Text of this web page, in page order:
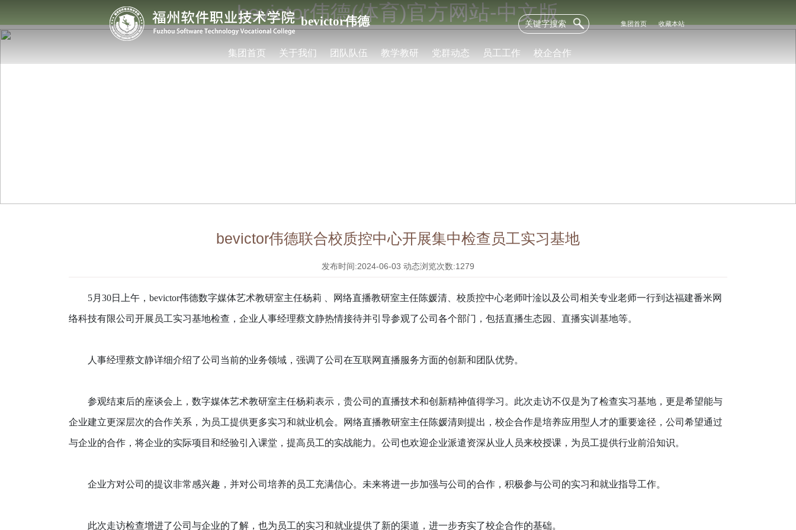
bevictor伟德(体育)官方网站-中文版
bevictor伟德 集团首页 收藏本站
集团首页 关于我们 团队队伍 教学教研 党群动态 员工工作 校企合作
bevictor伟德联合校质控中心开展集中检查员工实习基地
发布时间:2024-06-03 动态浏览次数:1279
5月30日 上午 ，bevictor伟德数字媒体艺术教研室主任杨莉 、网络直播教研室主任陈媛清、校质控中心老师叶淦以及公司相关专业老师一行到达福建番米网
络科技有限公司 开展员工实习基地检查，企业人事经理蔡文静热情接待并引导参观了公司 各个部门 ，包括直播生态园 直播实训基地等。
人事经理蔡文静详细介绍了公司当前的业务领域，强调了公司在互联网直播服务方面的创新和团队优势。
参观结束后的座谈会上， 数字媒体艺术教研室主任杨莉表示， 贵公司 的直播技术和创新精神值得学习。此次走访不仅是为了检查实习基地 ，更是希望能与
企业建立更深层次的合作关系，为员工提供更多实习和就业机会。 网络直播教研室主任陈媛清则提出，校企合作是培养应用型人才的重要途径 ， 公司希望通过
与企业的合作，将企业的实际项目和经验引入课堂，提高员工的实战能力。公司也欢迎企业派遣资深从业人员来校授课，为员工提供行业前沿知识。
企业方对公司的提议非常感兴趣，并对公司培养的员工充满信心。未来将进一步加强与公司的合作，积极参与公司的实习和就业指导工作。
此次走访检查增进了公司与企业的了解，也为员工的实习和就业提供了新的渠道，进一步夯实了校企合作的基础。